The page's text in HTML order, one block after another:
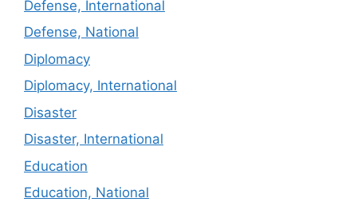
Defense, International
Defense, National
Diplomacy
Diplomacy, International
Disaster
Disaster, International
Education
Education, National